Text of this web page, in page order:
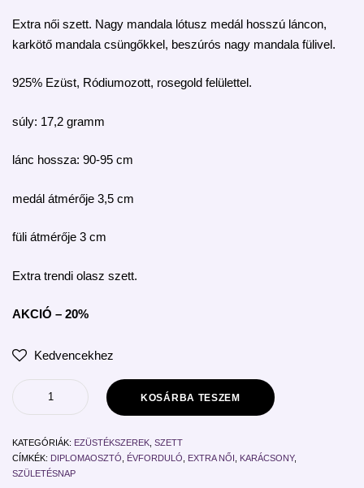
Extra női szett. Nagy mandala lótusz medál hosszú láncon,
karkötő mandala csüngőkkel, beszúrós nagy mandala fülivel.
925% Ezüst, Ródiumozott, rosegold felülettel.
súly: 17,2 gramm
lánc hossza: 90-95 cm
medál átmérője 3,5 cm
füli átmérője 3 cm
Extra trendi olasz szett.
AKCIÓ – 20%
Kedvencekhez
KOSÁRBA TESZEM
KATEGÓRIÁK: EZÜSTÉKSZEREK SZETT
CÍMKÉK: DIPLOMAOSZTÓ ÉVFORDULÓ EXTRA NŐI KARÁCSONY,
SZÜLETÉSNAP